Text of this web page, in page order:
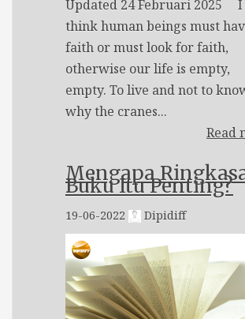
Updated 24 Februari 2025 I
think human beings must
faith or must look for faith,
otherwise our life is empty,
empty. To live and not to
why the cranes...
Read
Mengapa
Buku Itu Penting?
19-06-2022 Dipidiff